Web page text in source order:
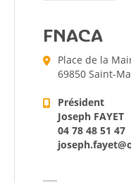
FNACA
Place de la
69850 Saint-
Président
Joseph FAYET
04 78 48 51 47